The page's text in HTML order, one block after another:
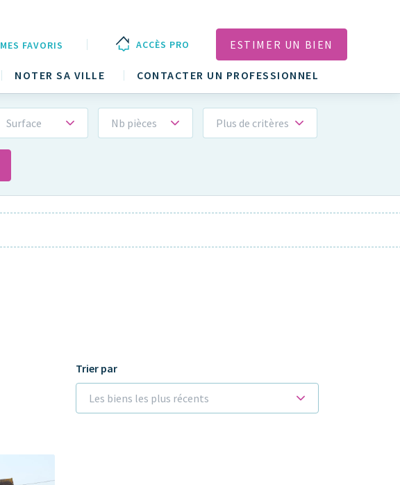
NOTER SA VILLE CONTACTER UN PROFESSIONNEL
MES FAVORIS ACCÈS PRO ESTIMER UN BIEN
Surface Nb pièces Plus de critères
Trier par
Les biens les plus récents